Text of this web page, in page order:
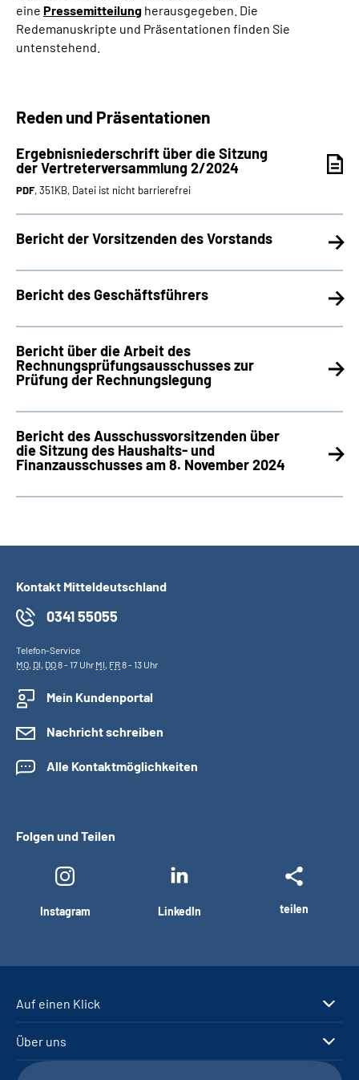
eine Pressemitteilung herausgegeben. Die
Redemanuskripte und Präsentationen finden Sie
untenstehend.
Reden und Präsentationen
Ergebnisniederschrift über die Sitzung
der Vertreterversammlung 2/2024
PDF, 351KB, Datei ist nicht barrierefrei
Bericht der Vorsitzenden des Vorstands
Bericht des Geschäftsführers
Bericht über die Arbeit des
Rechnungsprüfungsausschusses zur
Prüfung der Rechnungslegung
Bericht des Ausschussvorsitzenden über
die Sitzung des Haushalts- und
Finanzausschusses am 8. November 2024
Kontakt Mitteldeutschland
0341 55055
Telefon-Service
MO, DI, DO8 - 17 Uhr MI, FR8 - 13 Uhr
Mein Kundenportal
Nachricht schreiben
Alle Kontaktmöglichkeiten
Folgen und Teilen
Instagram LinkedIn teilen
Auf einen Klick
Über uns